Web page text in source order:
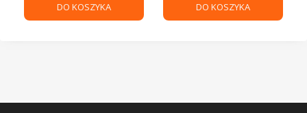
DO KOSZYKA DO KOSZYKA